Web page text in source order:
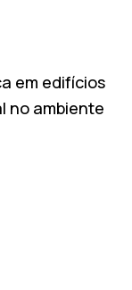
em edifícios
no ambiente